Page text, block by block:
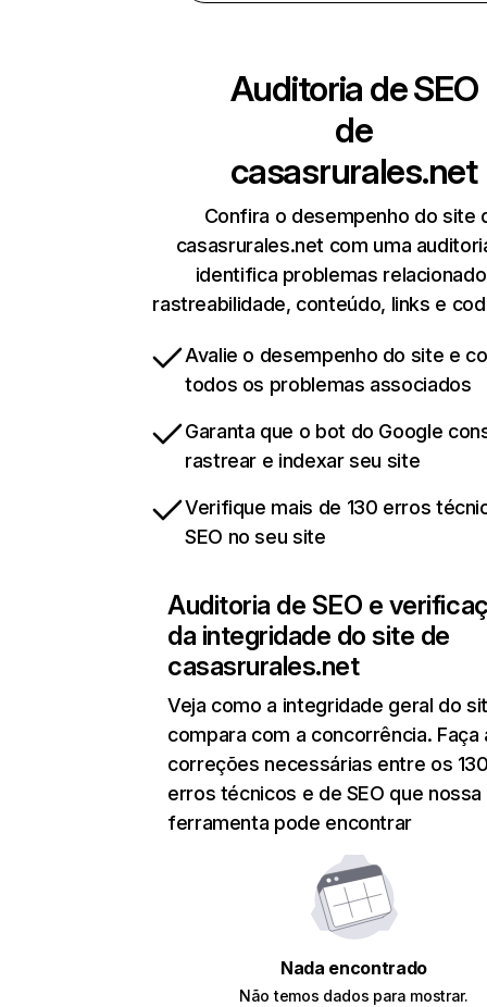
Auditoria de SEO
de
casasrurales.net
Confira o desempenho do site
casasrurales.net com uma
identifica problemas
rastreabilidade, conteúdo, links e
Avalie o desempenho do site e
todos os problemas associados
Garanta que o bot do Google
rastrear e indexar seu site
Verifique mais de 130 erros
SEO no seu site
Auditoria de SEO e
da integridade do site de
casasrurales.net
Veja como a integridade geral do
compara com a concorrência. Faça
correções necessárias entre os
erros técnicos e de SEO que nossa
ferramenta pode encontrar
Nada encontrado
Não temos dados para mostrar.